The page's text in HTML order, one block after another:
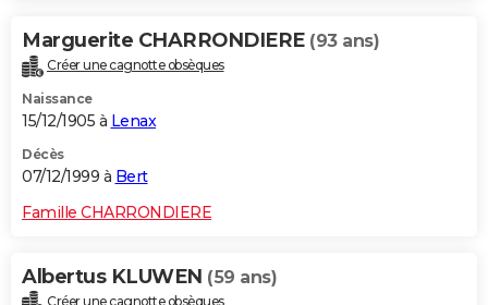
Marguerite CHARRONDIERE (93 ans)
Créer une cagnotte obsèques
Naissance
15/12/1905 à Lenax
Décès
07/12/1999 à Bert
Famille CHARRONDIERE
Albertus KLUWEN (59 ans)
Créer une cagnotte obsèques